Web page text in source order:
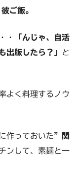
ご飯。
・
「んじゃ、自活
出版したら？」
と
よく料理するノウ
作っておいた”関
ンして、素麺と一